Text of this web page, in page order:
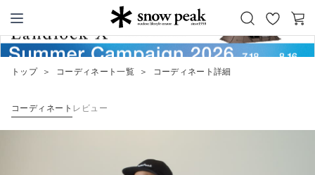
Snow Peak
お
カ
トップ ＞ コーディネート一覧 ＞ コーディネート詳細
コーディネート レビュー